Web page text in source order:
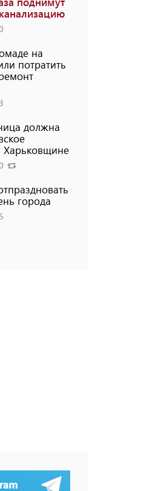
на
потратить
должна
Харьковщине
города